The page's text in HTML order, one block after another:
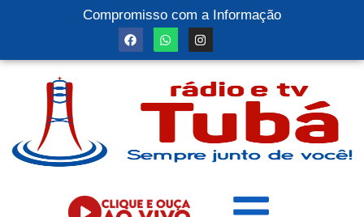
Compromisso com a Informação